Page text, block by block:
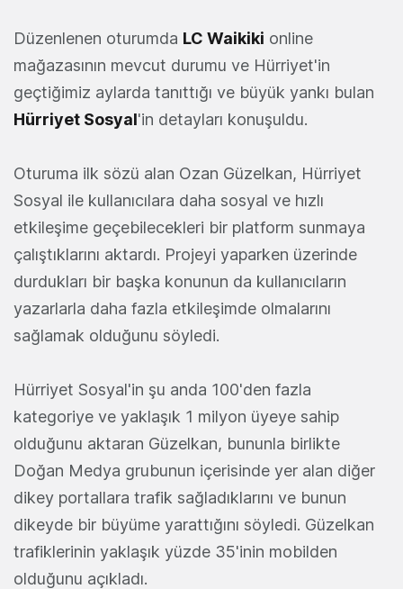
Düzenlenen oturumda LC Waikiki online
mağazasının mevcut durumu ve Hürriyet'in
geçtiğimiz aylarda tanıttığı ve büyük yankı bulan
Hürriyet Sosyal'in detayları konuşuldu.
Oturuma ilk sözü alan Ozan Güzelkan, Hürriyet
Sosyal ile kullanıcılara daha sosyal ve hızlı
etkileşime geçebilecekleri bir platform sunmaya
çalıştıklarını aktardı. Projeyi yaparken üzerinde
durdukları bir başka konunun da kullanıcıların
yazarlarla daha fazla etkileşimde olmalarını
sağlamak olduğunu söyledi.
Hürriyet Sosyal'in şu anda 100'den fazla
kategoriye ve yaklaşık 1 milyon üyeye sahip
olduğunu aktaran Güzelkan, bununla birlikte
Doğan Medya grubunun içerisinde yer alan diğer
dikey portallara trafik sağladıklarını ve bunun
dikeyde bir büyüme yarattığını söyledi. Güzelkan
trafiklerinin yaklaşık yüzde 35'inin mobilden
olduğunu açıkladı.